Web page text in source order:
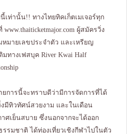
เท่านั้น!! ทางไทยทิคเก็ตเมเจอร์ทุก
www.thaiticketmajor.com ผู้สมัครวิ่ง
หมายเลขประจำตัว และเหรียญ
มทางเฟสบุค River Kwai Half
ยการนี้จะทราบดีว่ามีการจัดการที่ได้
มีทิวทัศน์สวยงาม และในเดือน
ศเย็นสบาย ซึ่งนอกจากจะได้ออก
รมชาติ ได้ท่องเที่ยวเชิงกีฬาไปในตัว